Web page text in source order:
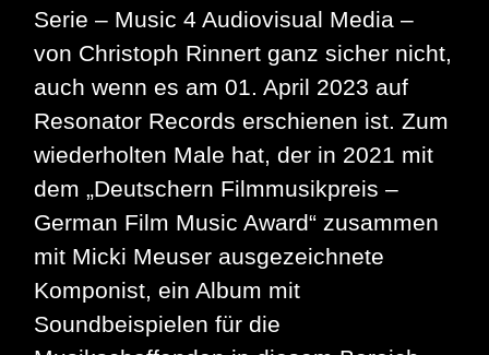
Serie – Music 4 Audiovisual Media –
von Christoph Rinnert ganz sicher nicht,
auch wenn es am 01. April 2023 auf
Resonator Records erschienen ist. Zum
wiederholten Male hat, der in 2021 mit
dem „Deutschern Filmmusikpreis –
German Film Music Award“ zusammen
mit Micki Meuser ausgezeichnete
Komponist, ein Album mit
Soundbeispielen für die